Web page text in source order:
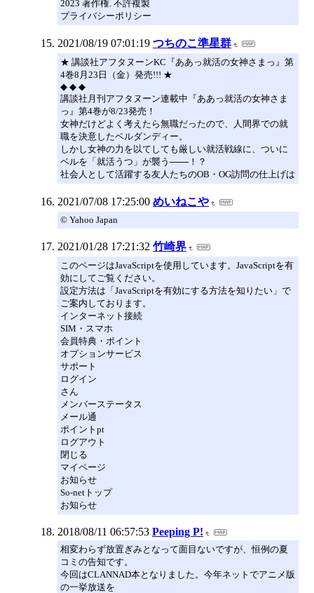
2023 著作権. 不許複製
プライバシーポリシー
2021/08/19 07:01:19 つちのこ準星群
★ 講談社アフタヌーンKC『ああっ就活の女神さまっ』第
4巻8月23日（金）発売!!! ★
◆ ◆ ◆
講談社月刊アフタヌーン連載中『ああっ就活の女神さま
っ』第4巻が8/23発売！
女神だけどよく考えたら無職だったので、人間界での就
職を決意したベルダンディー。
しかし女神の力を以てしても厳しい就活戦線に、ついに
ベルを「就活うつ」が襲う───！？
社会人として活躍する友人たちのOB・OG訪問の仕上げは
2021/07/08 17:25:00 めいねこや
© Yahoo Japan
2021/01/28 17:21:32 竹崎界
このページはJavaScriptを使用しています。JavaScriptを有
効にしてご覧ください。
設定方法は「JavaScriptを有効にする方法を知りたい」で
ご案内しております。
インターネット接続
SIM・スマホ
会員特典・ポイント
オプションサービス
サポート
ログイン
さん
メンバーステータス
メール通
ポイントpt
ログアウト
閉じる
マイページ
お知らせ
So-netトップ
お知らせ
2018/08/11 06:57:53 Peeping P!
相変わらず放置ぎみとなって面目ないですが、恒例の夏
コミの告知です。
今回はCLANNAD本となりました。今年ネットでアニメ版
の一挙放送を